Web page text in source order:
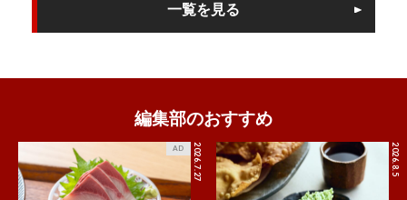
一覧を見る
編集部のおすすめ
2026.7.27
AD 2026.8.5